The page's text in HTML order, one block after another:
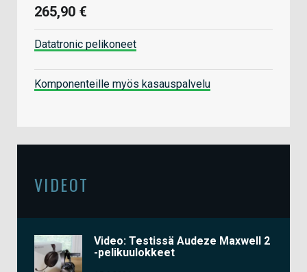
265,90 €
Datatronic pelikoneet
Komponenteille myös kasauspalvelu
VIDEOT
Video: Testissä Audeze Maxwell 2
-pelikuulokkeet